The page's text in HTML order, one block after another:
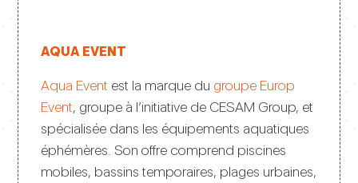
AQUA EVENT
Aqua Event est la marque du groupe Europ
Event, groupe à l’initiative de CESAM Group, et
spécialisée dans les équipements aquatiques
éphémères. Son offre comprend piscines
mobiles, bassins temporaires, plages urbaines,